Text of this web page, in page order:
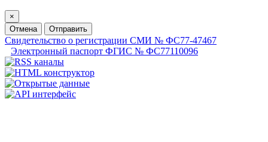
×
Отмена
Отправить
Свидетельство о регистрации СМИ № ФС77-47467
Электронный паспорт ФГИС № ФС77110096